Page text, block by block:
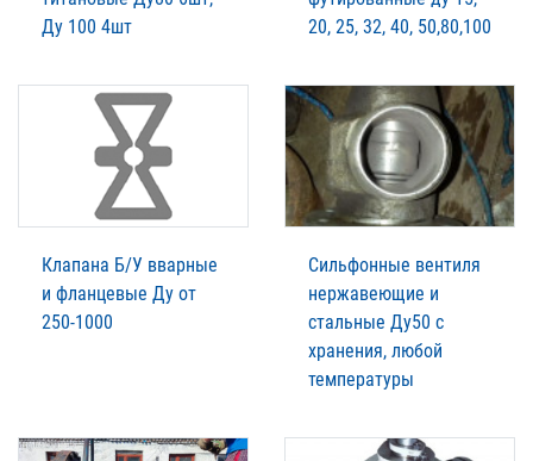
Ду 100 4шт
20, 25, 32, 40, 50,80,100
Клапана Б/У вварные
и фланцевые Ду от
250-1000
Сильфонные вентиля
нержавеющие и
стальные Ду50 с
хранения, любой
температуры